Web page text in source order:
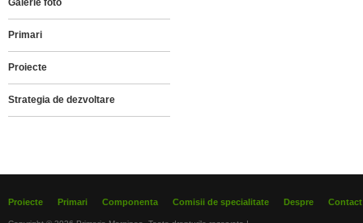
Galerie foto
Primari
Proiecte
Strategia de dezvoltare
Proiecte Primari Componenta Comisii de specialitate Despre Contact